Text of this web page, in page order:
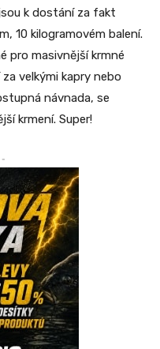
k dostání za fakt
10 kilogramovém balení.
pro masivnější krmné
velkými kapry nebo
návnada, se
krmení. Super!
-